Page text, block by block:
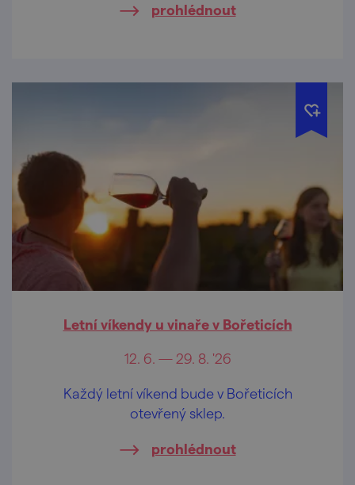
prohlédnout
Letní víkendy u vinaře v Bořeticích
12. 6. — 29. 8. '26
Každý letní víkend bude v Bořeticích
otevřený sklep.
prohlédnout